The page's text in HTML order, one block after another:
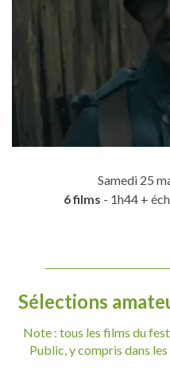
Samedi 25
6 films - 1h44 +
Sélections
Note : tous les films du
Public, y compris dans